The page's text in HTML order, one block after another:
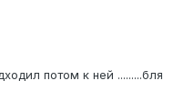
потом к ней .........бля